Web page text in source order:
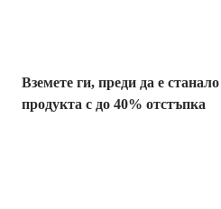
Вземете ги, преди да е
продукта с до 40% отстъпка